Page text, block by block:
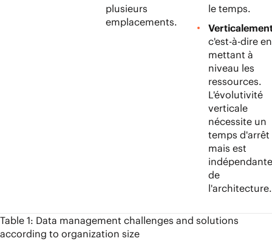
plusieurs
emplacements.
le temps.
c'est-à-dire en
mettant à
niveau les
ressources.
L'évolutivité
verticale
nécessite un
temps d'arrêt
mais est
indépendante
de
Table 1: Data management challenges and solutions
according to organization size